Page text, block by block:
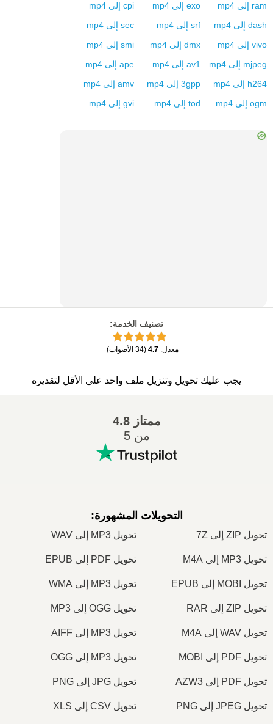
ram إلى mp4
exo إلى mp4
cpi إلى mp4
dash إلى mp4
srf إلى mp4
sec إلى mp4
vivo إلى mp4
dmx إلى mp4
smi إلى mp4
mjpeg إلى mp4
av1 إلى mp4
ape إلى mp4
h264 إلى mp4
3gpp إلى mp4
amv إلى mp4
ogm إلى mp4
tod إلى mp4
gvi إلى mp4
تصنيف الخدمة:
معدل:
4.7
(
34 الأصوات)
يجب عليك تحويل وتنزيل ملف واحد على الأقل لتقديره
ممتاز 4.8
من 5
التحويلات المشهورة:
تحويل ZIP إلى 7Z تحويل MP3 إلى WAV
تحويل MP3 إلى M4A تحويل PDF إلى EPUB
تحويل MOBI إلى EPUB تحويل MP3 إلى WMA
تحويل ZIP إلى RAR تحويل OGG إلى MP3
تحويل WAV إلى M4A تحويل MP3 إلى AIFF
تحويل PDF إلى MOBI تحويل MP3 إلى OGG
تحويل PDF إلى AZW3 تحويل JPG إلى PNG
تحويل JPEG إلى PNG تحويل CSV إلى XLS